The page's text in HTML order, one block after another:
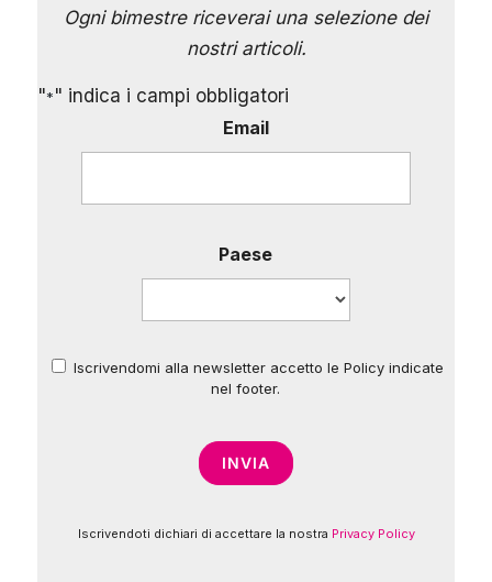
Ogni bimestre riceverai una selezione dei
nostri articoli.
"*" indica i campi obbligatori
Email
Paese
*
Iscrivendomi alla newsletter accetto le Policy indicate
nel footer.
Iscrivendoti dichiari di accettare la nostra Privacy Policy